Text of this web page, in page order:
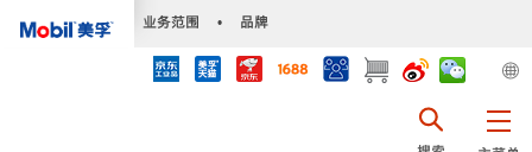
业务范围 • 品牌